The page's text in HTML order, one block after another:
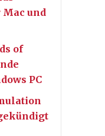
und
of
PC